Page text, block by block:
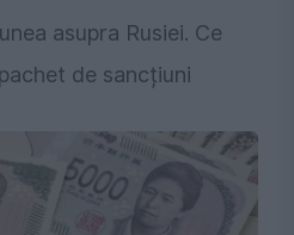
asupra Rusiei. Ce
de sancțiuni